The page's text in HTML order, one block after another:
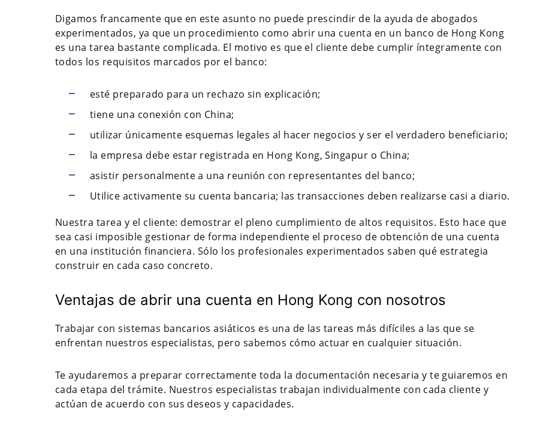
Digamos francamente que en este asunto no puede prescindir de la ayuda de abogados
experimentados, ya que un procedimiento como abrir una cuenta en un banco de Hong Kong
es una tarea bastante complicada. El motivo es que el cliente debe cumplir íntegramente con
todos los requisitos marcados por el banco:
esté preparado para un rechazo sin explicación;
tiene una conexión con China;
utilizar únicamente esquemas legales al hacer negocios y ser el verdadero beneficiario;
la empresa debe estar registrada en Hong Kong, Singapur o China;
asistir personalmente a una reunión con representantes del banco;
Utilice activamente su cuenta bancaria; las transacciones deben realizarse casi a diario.
Nuestra tarea y el cliente: demostrar el pleno cumplimiento de altos requisitos. Esto hace que
sea casi imposible gestionar de forma independiente el proceso de obtención de una cuenta
en una institución financiera. Sólo los profesionales experimentados saben qué estrategia
construir en cada caso concreto.
Ventajas de abrir una cuenta en Hong Kong con nosotros
Trabajar con sistemas bancarios asiáticos es una de las tareas más difíciles a las que se
enfrentan nuestros especialistas, pero sabemos cómo actuar en cualquier situación.
Te ayudaremos a preparar correctamente toda la documentación necesaria y te guiaremos en
cada etapa del trámite. Nuestros especialistas trabajan individualmente con cada cliente y
actúan de acuerdo con sus deseos y capacidades.